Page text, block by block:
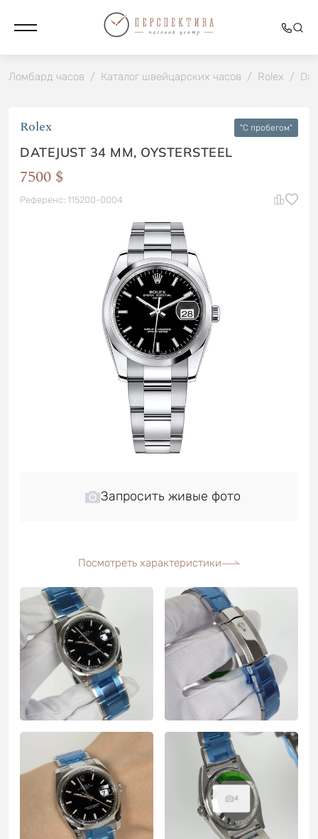
Ломбард часов / Каталог швейцарских часов / Rolex /
Rolex "C пробегом"
DATEJUST 34 MM, OYSTERSTEEL
7500 $
Референс: 115200-0004
Запросить живые фото
Посмотреть характеристики
4